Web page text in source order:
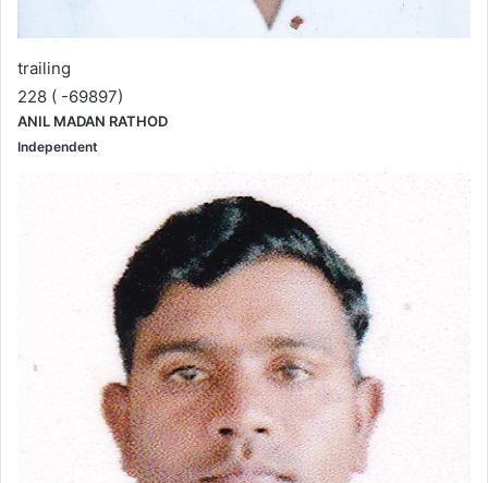
trailing
228 ( -69897)
ANIL MADAN RATHOD
Independent